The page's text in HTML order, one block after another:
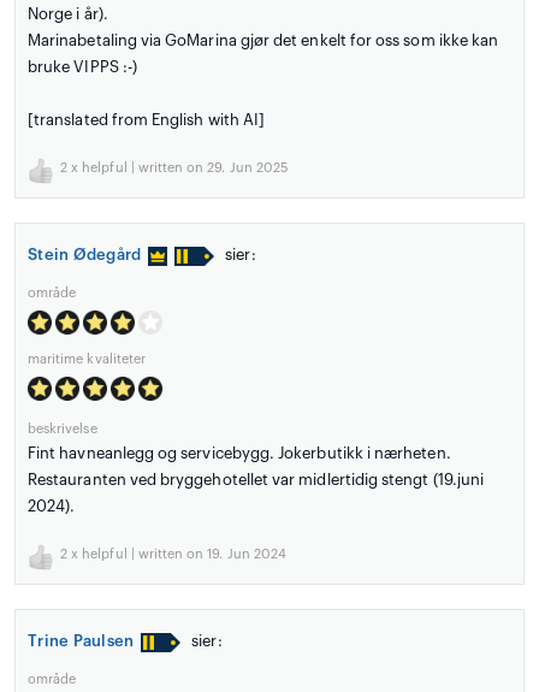
Norge i år).
Marinabetaling via GoMarina gjør det enkelt for oss som ikke kan
bruke VIPPS :-)
[translated from English with AI]
2 x helpful | written on 29. Jun 2025
Stein Ødegård sier:
område
maritime kvaliteter
beskrivelse
Fint havneanlegg og servicebygg. Jokerbutikk i nærheten.
Restauranten ved bryggehotellet var midlertidig stengt (19.juni
2024).
2 x helpful | written on 19. Jun 2024
Trine Paulsen sier:
område